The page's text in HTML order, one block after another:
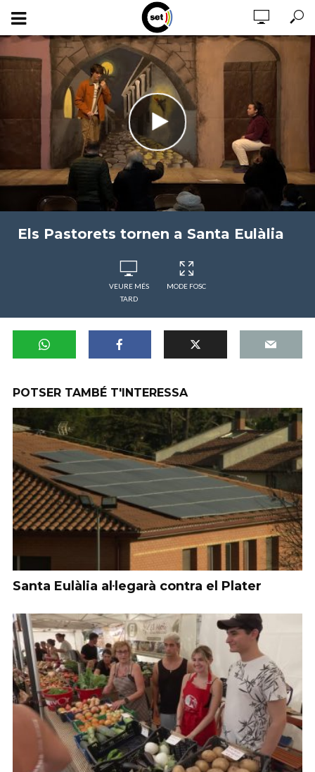
Els Pastorets tornen a Santa Eulàlia
VEURE MÉS
TARD
MODE FOSC
POTSER TAMBÉ T'INTERESSA
Santa Eulàlia al·legarà contra el Plater